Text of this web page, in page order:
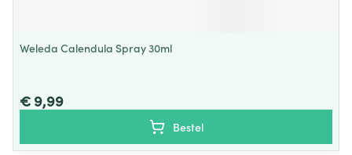
Weleda Calendula Spray 30ml
€ 9,99
Bestel